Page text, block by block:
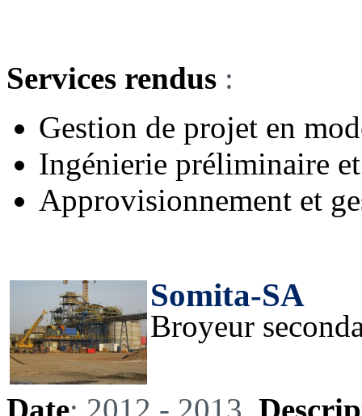
Services rendus :
Gestion de projet en
Ingénierie préliminaire
Approvisionnement et
Somita-SA
Broyeur
Date: 2012 - 2013